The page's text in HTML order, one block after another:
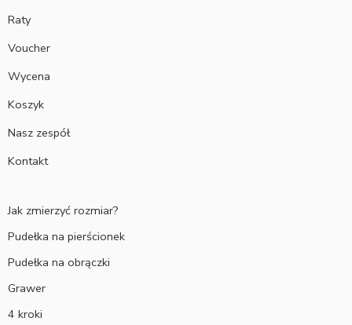
Raty
Voucher
Wycena
Koszyk
Nasz zespół
Kontakt
Jak zmierzyć rozmiar?
Pudełka na pierścionek
Pudełka na obrączki
Grawer
4 kroki